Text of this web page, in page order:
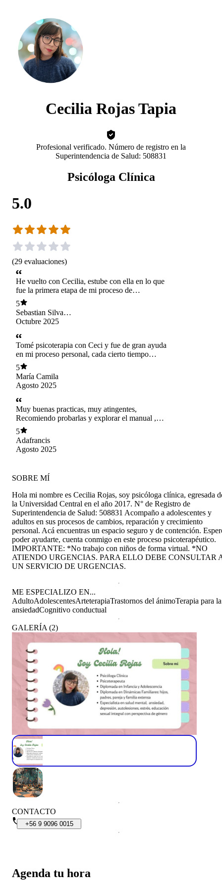
Cecilia Rojas Tapia
Profesional verificado. Número de registro en la
Superintendencia de Salud: 508831
Psicóloga Clínica
5.0
(29 evaluaciones)
He vuelto con Cecilia, estube con ella en lo que
fue la primera etapa de mi proceso de
reconocimiento personal para mejorar como
persona durante todo el año 2023; ahora
nuevamente y despues de la primera sesion ya
esta siendo un gran apoyo nuevamente...
AGRADECIDO!
5
Sebastian Silva
Zavala
Octubre 2025
Tomé psicoterapia con Ceci y fue de gran ayuda
en mi proceso personal, cada cierto tiempo
cuando necesito ayuda reviso todo el material
que me compartió, releo los libros que me
recomendó y todo hace sentido. Me gustó el
cuadernillo, lo sumé a mi set de material de
autoayuda
5
María Camila
Agosto 2025
Muy buenas practicas, muy atingentes,
Recomiendo probarlas y explorar el manual ,
muy profesional ⭐️
5
Adafrancis
Agosto 2025
Agenda tu hora
SOBRE MÍ
Hola mi nombre es Cecilia Rojas, soy psicóloga clínica, egresada
la Universidad Central en el año 2017. N° de Registro de
Superintendencia de Salud: 508831 Acompaño a adolescentes y
adultos en sus procesos de cambios, reparación y crecimiento
personal. Acá encuentras un espacio seguro y de contención.
poder ayudarte, cuenta conmigo en este proceso psicoterapéutico.
IMPORTANTE: *No trabajo con niños de forma virtual. *NO
ATIENDO URGENCIAS. PARA ELLO DEBE CONSULTAR
UN SERVICIO DE URGENCIAS.
ME ESPECIALIZO EN...
AdultoAdolescentesArteterapiaTrastornos del ánimoTerapia para la
ansiedadCognitivo conductual
GALERÍA (2)
CONTACTO
+56 9 9096 0015